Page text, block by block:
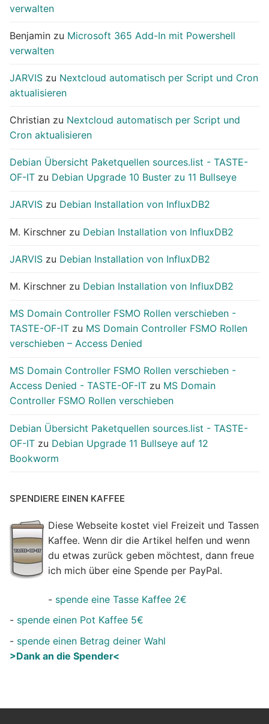
verwalten
Benjamin zu Microsoft 365 Add-In mit Powershell
verwalten
JARVIS zu Nextcloud automatisch per Script und Cron
aktualisieren
Christian zu Nextcloud automatisch per Script und
Cron aktualisieren
Debian Übersicht Paketquellen sources.list - TASTE-
OF-IT zu Debian Upgrade 10 Buster zu 11 Bullseye
JARVIS zu Debian Installation von InfluxDB2
M. Kirschner zu Debian Installation von InfluxDB2
JARVIS zu Debian Installation von InfluxDB2
M. Kirschner zu Debian Installation von InfluxDB2
MS Domain Controller FSMO Rollen verschieben -
TASTE-OF-IT zu MS Domain Controller FSMO Rollen
verschieben – Access Denied
MS Domain Controller FSMO Rollen verschieben -
Access Denied - TASTE-OF-IT zu MS Domain
Controller FSMO Rollen verschieben
Debian Übersicht Paketquellen sources.list - TASTE-
OF-IT zu Debian Upgrade 11 Bullseye auf 12
Bookworm
SPENDIERE EINEN KAFFEE
Diese Webseite kostet viel Freizeit und Tassen
Kaffee. Wenn dir die Artikel helfen und wenn
du etwas zurück geben möchtest, dann freue
ich mich über eine Spende per PayPal.
- spende eine Tasse Kaffee 2€
- spende einen Pot Kaffee 5€
- spende einen Betrag deiner Wahl
>Dank an die Spender<